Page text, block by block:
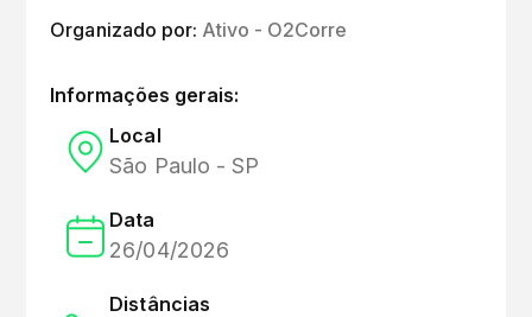
Organizado por: Ativo - O2Corre
Informações gerais:
Local
São Paulo - SP
Data
26/04/2026
Distâncias